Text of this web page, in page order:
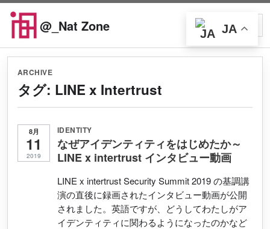
Skip to content
@_Nat Zone Open search
ARCHIVE
タグ: LINE x Intertrust
8月
11
2019
IDENTITY
なぜアイデンティティをはじめたか～
LINE x intertrust インタビュー動画
LINE x intertrust Security Summit 2019 の基調講
演の直後に録画されたインタビュー動画が公開
されました。英語ですが、どうしてわたしがア
イデンティティに関わるようになったのかなど
JA